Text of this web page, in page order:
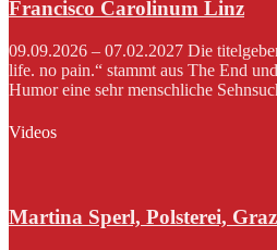
Francisco Carolinum Linz
09.09.2026 – 07.02.2027 Die
life. no pain.“ stammt aus The End
Humor eine sehr menschliche
Videos
Martina Sperl, Polsterei, Graz